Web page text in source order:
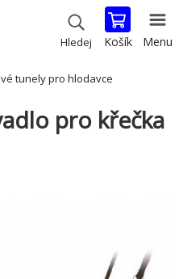
Hledej Košík Menu
tunely pro hlodavce
pro křečka